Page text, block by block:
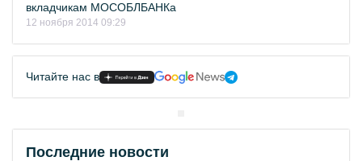
вкладчикам МОСОБЛБАНКа
12 ноября 2014 09:29
Читайте нас в
Последние новости